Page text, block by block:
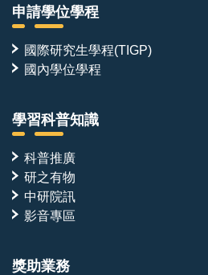
申請學位學程
國際研究生學程(TIGP)
國內學位學程
學習科普知識
科普推廣
研之有物
中研院訊
影音專區
獎助業務